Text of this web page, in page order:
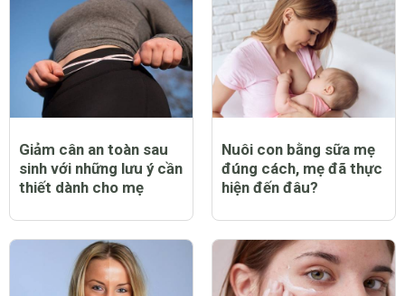
Giảm cân an toàn sau
sinh với những lưu ý cần
thiết dành cho mẹ
Nuôi con bằng sữa mẹ
đúng cách, mẹ đã thực
hiện đến đâu?